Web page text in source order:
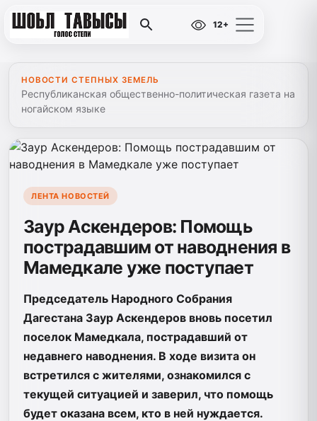
12+
НОВОСТИ СТЕПНЫХ ЗЕМЕЛЬ
Республиканская общественно-политическая газета на
ногайском языке
ЛЕНТА НОВОСТЕЙ
Заур Аскендеров: Помощь
пострадавшим от наводнения в
Мамедкале уже поступает
Председатель Народного Собрания
Дагестана Заур Аскендеров вновь посетил
поселок Мамедкала, пострадавший от
недавнего наводнения. В ходе визита он
встретился с жителями, ознакомился с
текущей ситуацией и заверил, что помощь
будет оказана всем, кто в ней нуждается.